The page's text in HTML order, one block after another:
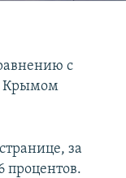
с
Крымом
за
процентов.